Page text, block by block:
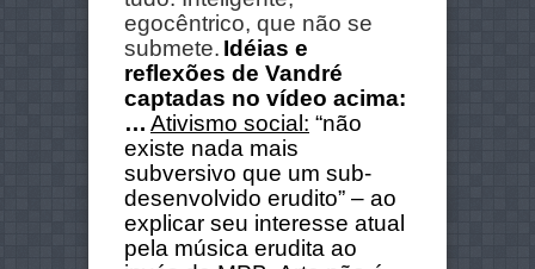
egocêntrico, que não se
submete. Idéias e
reflexões de Vandré
captadas no vídeo acima:
… Ativismo social: “não
existe nada mais
subversivo que um sub-
desenvolvido erudito” – ao
explicar seu interesse atual
pela música erudita ao